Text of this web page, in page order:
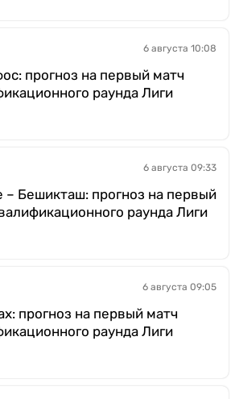
6 августа 10:08
прогноз на первый матч
раунда Лиги
6 августа 09:33
– Бешикташ: прогноз на первый
раунда Лиги
6 августа 09:05
прогноз на первый матч
раунда Лиги